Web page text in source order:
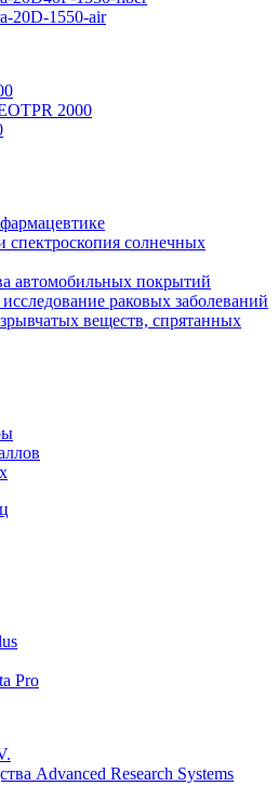
20D-1550-air
2000
спектроскопия солнечных
автомобильных покрытий
раковых заболеваний
веществ, спрятанных
Pro
Advanced Research Systems